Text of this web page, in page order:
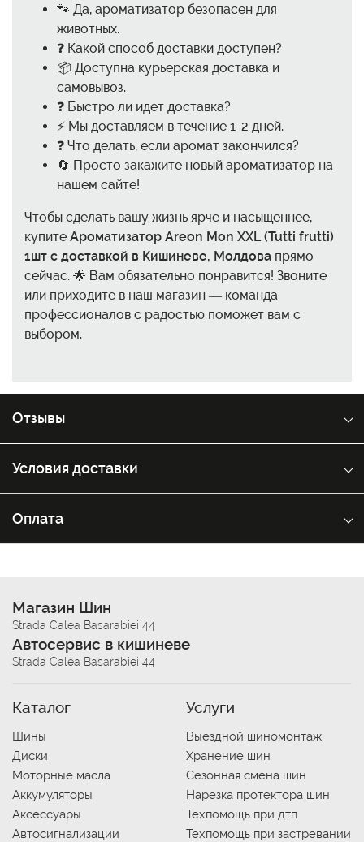
🐾 Да, ароматизатор безопасен для
животных.
❓ Какой способ доставки доступен?
📦 Доступна курьерская доставка и
самовывоз.
❓ Быстро ли идет доставка?
⚡ Мы доставляем в течение 1-2 дней.
❓ Что делать, если аромат закончился?
🔄 Просто закажите новый ароматизатор на
нашем сайте!
Чтобы сделать вашу жизнь ярче и насыщеннее,
купите Ароматизатор Areon Mon XXL (Tutti frutti)
1шт с доставкой в Кишиневе, Молдова прямо
сейчас. 🌟 Вам обязательно понравится! Звоните
или приходите в наш магазин — команда
профессионалов с радостью поможет вам с
выбором.
Отзывы
Условия доставки
Оплата
Магазин Шин
Strada Calea Basarabiei 44
Автосервис в кишиневе
Strada Calea Basarabiei 44
Каталог
Шины
Диски
Моторные масла
Аккумуляторы
Аксессуары
Автосигнализации
Услуги
Выездной шиномонтаж
Хранение шин
Сезонная смена шин
Нарезка протектора шин
Техпомощь при дтп
Техпомощь при застревании